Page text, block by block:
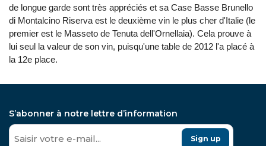
de longue garde sont très appréciés et sa Case Basse Brunello
di Montalcino Riserva est le deuxième vin le plus cher d'Italie (le
premier est le Masseto de Tenuta dell'Ornellaia). Cela prouve à
lui seul la valeur de son vin, puisqu'une table de 2012 l'a placé à
la 12e place.
S’abonner à notre lettre d’information
Sign up